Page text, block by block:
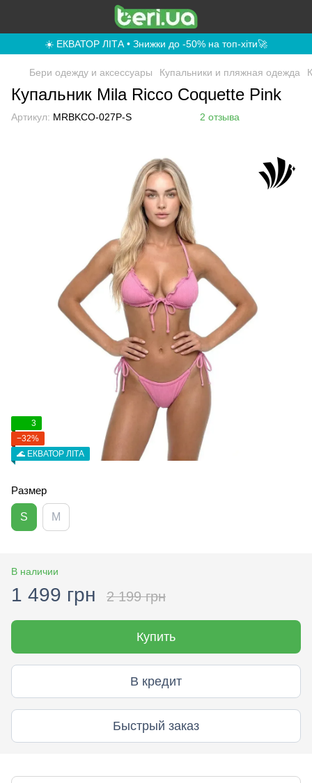
☀️ ЕКВАТОР ЛІТА • Знижки до -50% на топ-хіти🚀
Бери одежду и аксессуары Купальники и пляжная одежда
Купальник Mila Ricco Coquette Pink
Артикул: MRBKCO-027P-S 2 отзыва
3
−32%
🌊 ЕКВАТОР ЛІТА
Размер
S M
В наличии
1 499 грн 2 199 грн
Купить
В кредит
Быстрый заказ